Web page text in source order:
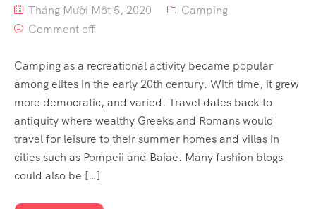
Tháng Mười Một 5, 2020
Camping
Comment off
Camping as a recreational activity became popular
among elites in the early 20th century. With time, it grew
more democratic, and varied. Travel dates back to
antiquity where wealthy Greeks and Romans would
travel for leisure to their summer homes and villas in
cities such as Pompeii and Baiae. Many fashion blogs
could also be […]